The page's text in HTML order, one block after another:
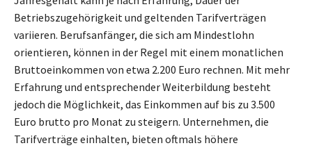
Betriebszugehörigkeit und geltenden Tarifverträgen
variieren. Berufsanfänger, die sich am Mindestlohn
orientieren, können in der Regel mit einem monatlichen
Bruttoeinkommen von etwa 2.200 Euro rechnen. Mit mehr
Erfahrung und entsprechender Weiterbildung besteht
jedoch die Möglichkeit, das Einkommen auf bis zu 3.500
Euro brutto pro Monat zu steigern. Unternehmen, die
Tarifverträge einhalten, bieten oftmals höhere